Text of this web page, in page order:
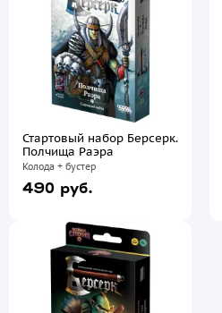
Стартовый набор Берсерк.
Полчища Раэра
Колода + бустер
490 руб.